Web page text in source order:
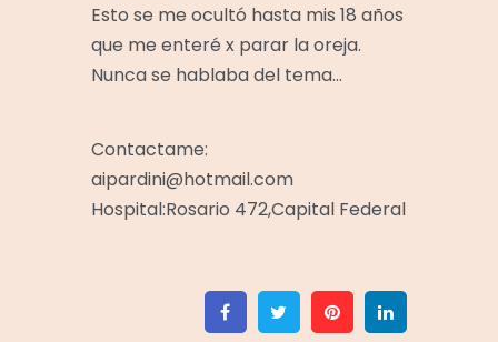
Esto se me ocultó hasta mis 18 años
que me enteré x parar la oreja.
Nunca se hablaba del tema…
Contactame:
aipardini@hotmail.com
Hospital:Rosario 472,Capital Federal
FacebookTwitter Pinterest